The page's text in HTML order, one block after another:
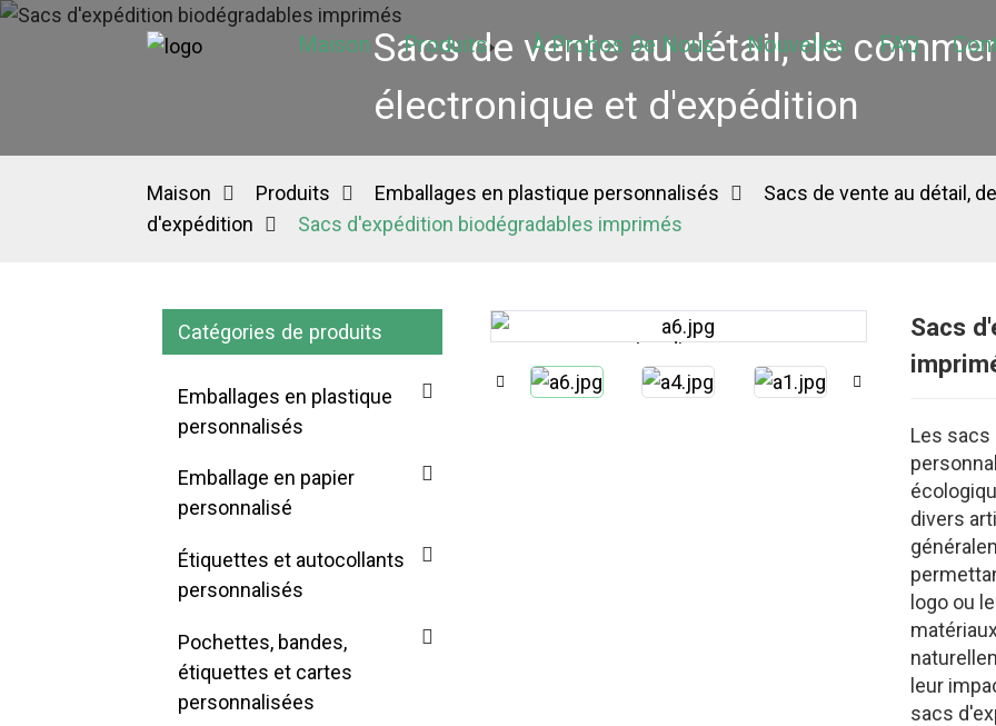
Maison Produits À Propos De Nous Nouvelles FAQ
Sacs de vente au détail, de
électronique et d'expédition
Maison Produits Emballages en plastique personnalisés
Sacs de vente au détail,
d'expédition
Sacs d'expédition biodégradables imprimés
Catégories de produits
Emballages en plastique
personnalisés
Emballage en papier
personnalisé
Étiquettes et autocollants
personnalisés
Pochettes, bandes,
étiquettes et cartes
personnalisées
Loading...
Loading... Loading...
Loading...
Sacs
Les sacs
divers
logo ou
leur
sacs